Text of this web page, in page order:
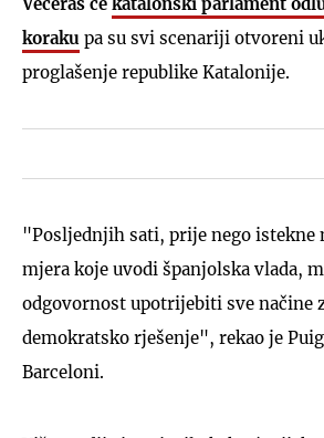
koraku pa su svi scenariji otvoreni
proglašenje republike Katalonije.
"Posljednjih sati, prije nego istekne
mjera koje uvodi španjolska vlada,
odgovornost upotrijebiti sve načine
demokratsko rješenje", rekao je
Barceloni.